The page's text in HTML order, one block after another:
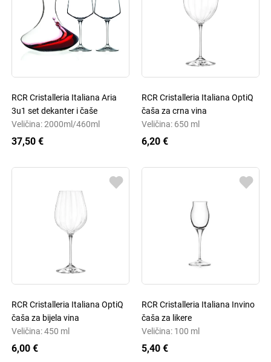
RCR Cristalleria Italiana Aria
3u1 set dekanter i čaše
Veličina: 2000ml/460ml
37,50 €
RCR Cristalleria Italiana OptiQ
čaša za crna vina
Veličina: 650 ml
6,20 €
RCR Cristalleria Italiana OptiQ
čaša za bijela vina
Veličina: 450 ml
6,00 €
RCR Cristalleria Italiana Invino
čaša za likere
Veličina: 100 ml
5,40 €